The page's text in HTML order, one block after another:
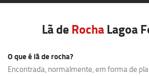
Lã deRochaLagoa
O que é lã de rocha?
Encontrada, normalmente, em forma de